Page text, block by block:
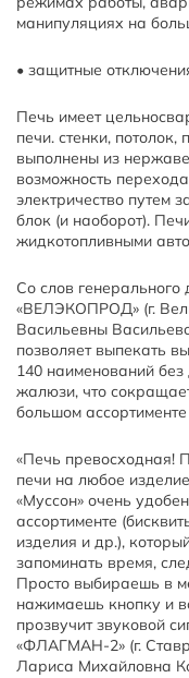
манипуляциях на
• защитные
Печь имеет
печи. стенки,
выполнены из
возможность
электричество путем
блок (и наоборот).
жидкотопливными
Со слов
«ВЕЛЭКОПРОД» (г.
Васильевны
позволяет выпекать
140 наименований
жалюзи, что
большом
«Печь превосходная!
печи на любое
«Муссон» очень
ассортименте
изделия и др.),
запоминать время,
Просто выбираешь в
нажимаешь кнопку и
прозвучит звуковой
«ФЛАГМАН-2» (г.
Лариса Михайловна